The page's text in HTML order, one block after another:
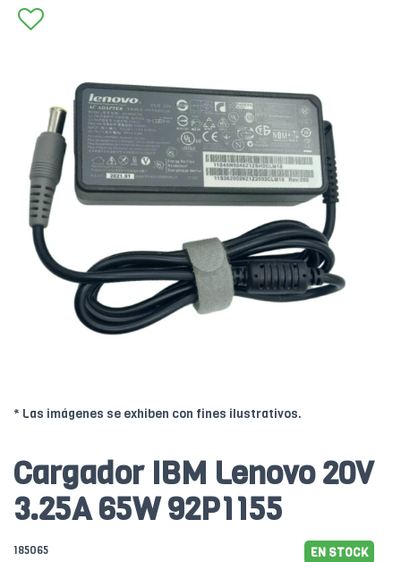
* Las imágenes se exhiben con fines ilustrativos.
Cargador IBM Lenovo 20V
3.25A 65W 92P1155
185065 EN STOCK